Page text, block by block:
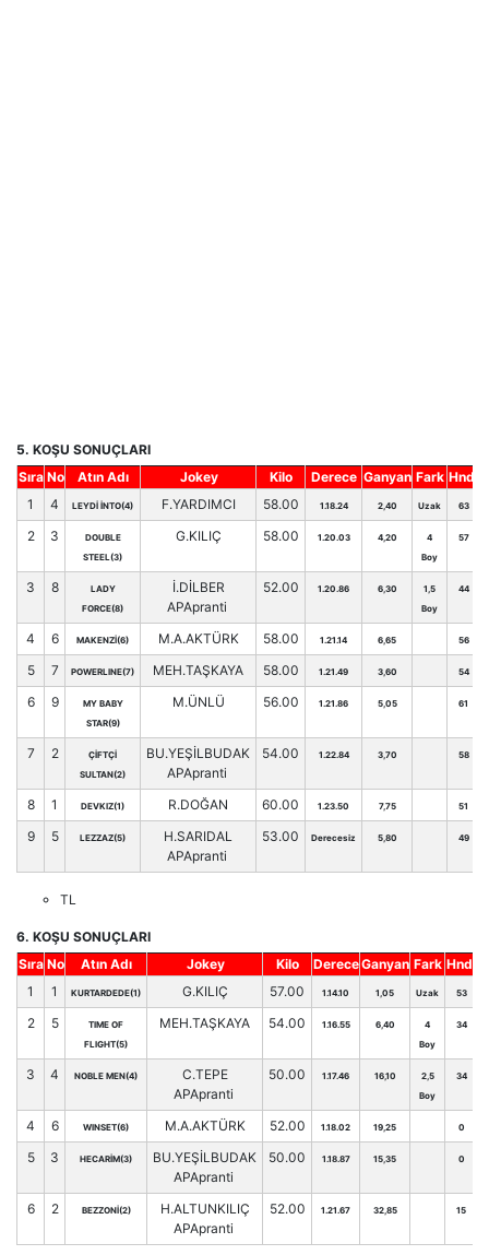
5. KOŞU SONUÇLARI
Sıra No Atın Adı Jokey Kilo Derece Ganyan Fark Hnd.
1
4 LEYDİ İNTO(4) F.YARDIMCI 58.00 1.18.24 2,40 Uzak 63
2 3
DOUBLE
STEEL(3)
G.KILIÇ 58.00 1.20.03 4,20
4
Boy
57
3 8
LADY
FORCE(8)
İ.DİLBER
APApranti
52.00 1.20.86 6,30
1,5
Boy
44
4 6 MAKENZİ(6) M.A.AKTÜRK 58.00 1.21.14 6,65 56
5 7 POWERLINE(7) MEH.TAŞKAYA 58.00 1.21.49 3,60 54
6 9
MY BABY
STAR(9)
M.ÜNLÜ 56.00 1.21.86 5,05 61
7 2
ÇİFTÇİ
SULTAN(2)
BU.YEŞİLBUDAK
APApranti
54.00 1.22.84 3,70 58
8 1 DEVKIZ(1) R.DOĞAN 60.00 1.23.50 7,75 51
9 5 LEZZAZ(5)
H.SARIDAL
APApranti
53.00 Derecesiz 5,80 49
TL
6. KOŞU SONUÇLARI
Sıra No Atın Adı Jokey Kilo DereceGanyan Fark Hnd.
1
1 KURTARDEDE(1) G.KILIÇ 57.00 1.14.10 1,05 Uzak 53
2 5
TIME OF
FLIGHT(5)
MEH.TAŞKAYA 54.00 1.16.55 6,40
4
Boy
34
3 4 NOBLE MEN(4)
C.TEPE
APApranti
50.00 1.17.46 16,10
2,5
Boy
34
4 6 WINSET(6) M.A.AKTÜRK 52.00 1.18.02 19,25 0
5 3 HECARİM(3)
BU.YEŞİLBUDAK
APApranti
50.00 1.18.87 15,35 0
6 2 BEZZONİ(2)
H.ALTUNKILIÇ
APApranti
52.00 1.21.67 32,85 15